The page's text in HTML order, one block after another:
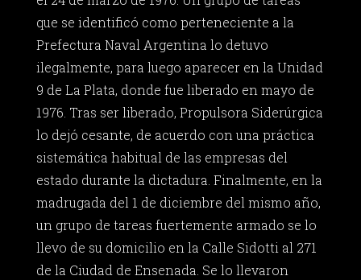
que se identificó como perteneciente a la
Prefectura Naval Argentina lo detuvo
ilegalmente, para luego aparecer en la Unidad
9 de La Plata, donde fue liberado en mayo de
1976. Tras ser liberado, Propulsora Siderúrgica
lo dejó cesante, de acuerdo con una práctica
sistemática habitual de las empresas del
estado durante la dictadura. Finalmente, en la
madrugada del 1 de diciembre del mismo año,
un grupo de tareas fuertemente armado se lo
llevo de su domicilio en la Calle Sidotti al 271
de la Ciudad de Ensenada. Se lo llevaron